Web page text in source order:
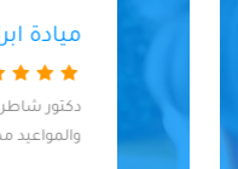
ميادة ابراهيم
دكتور شاطر جدا وعامل
والمواعيد مظبوطه